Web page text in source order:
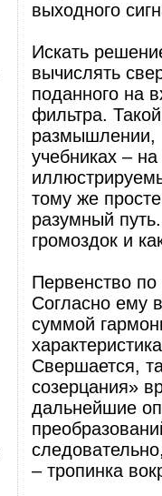
выходного
Искать
вычислять
поданного на
фильтра.
размышлении,
учебниках –
тому же
разумный
громоздок и
Первенство
Согласно ему
суммой
Свершается,
созерцания»
дальнейшие
– тропинка